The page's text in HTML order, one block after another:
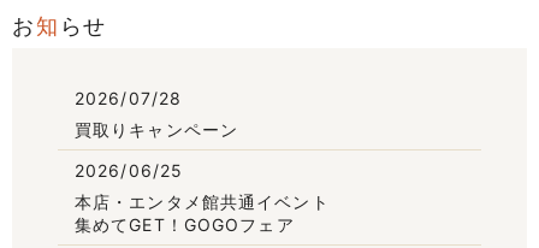
お 知 らせ
2026/07/28
買取りキャンペーン
2026/06/25
本店・エンタメ館共通イベント
集めてGET！GOGOフェア